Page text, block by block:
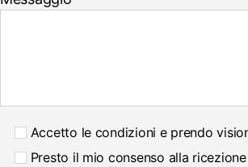
Accetto le condizioni e prendo
Presto il mio consenso alla